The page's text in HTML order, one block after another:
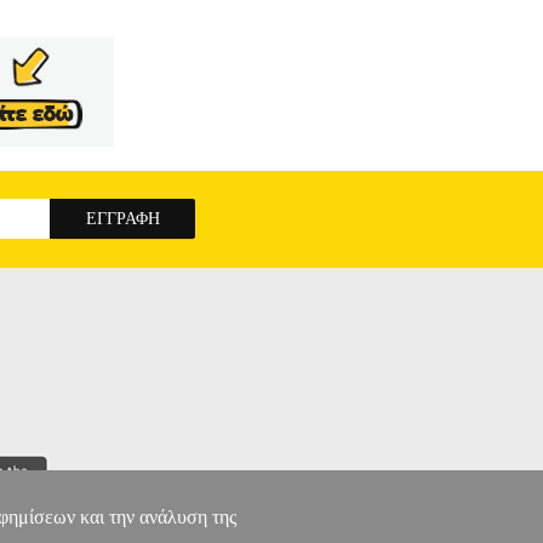
και την ανάλυση της